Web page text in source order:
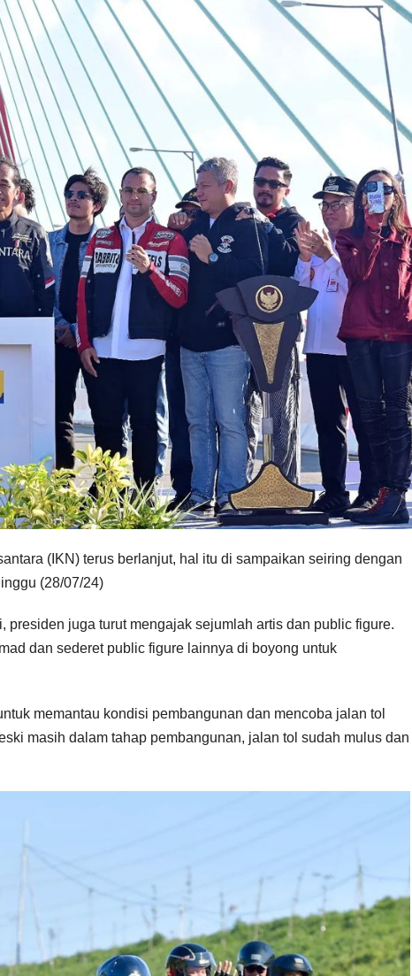
(IKN) terus berlanjut, hal itu di sampaikan seiring dengan
(28/07/24)
juga turut mengajak sejumlah artis dan public figure.
dan sederet public figure lainnya di boyong untuk
memantau kondisi pembangunan dan mencoba jalan tol
masih dalam tahap pembangunan, jalan tol sudah mulus dan